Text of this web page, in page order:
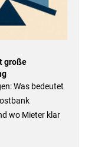
große
Was bedeutet
wo Mieter klar